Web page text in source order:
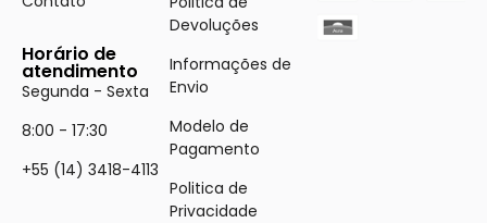
Horário de
atendimento
Segunda - Sexta
8:00 - 17:30
+55 (14) 3418-4113
Devoluções
Informações de
Envio
Modelo de
Pagamento
Politica de
Privacidade